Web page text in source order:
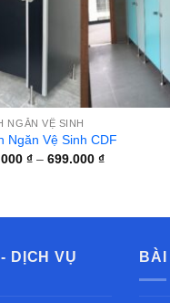
NGĂN VỆ SINH
Ngăn Vệ Sinh CDF
₫ – 699.000 ₫Khoảng
699.000 ₫
DỊCH VỤ